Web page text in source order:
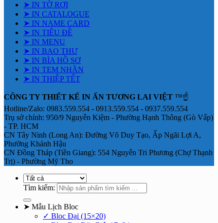
➤ IN TỜ RƠI
➤ IN CATALOGUE
➤ IN NAME CARD
➤ IN TIÊU ĐỀ
➤ IN MENU
➤ IN BAO THƯ
➤ IN BÌA HỒ SƠ
➤ IN TEM NHÃN
➤ IN THIỆP TẾT
CÔNG TY THIẾT KẾ IN ẤN TƯƠNG LAI VIỆT ™☝️
Hotline/Zalo: 0983.559.554 - 0913.559.554 - 0937.559.554
Trụ sở chính: 950/9 Nguyễn Kiệm - Phường Hạnh Thông (Gò Vấp)
- TP. HCM
CN Tây Ninh (Long An): Đường Võ Duy Tạo, Ấp Ngãi Lợi A,
Phường Khánh Hậu
CN Đồng Tháp (Tiền Giang): 554 Nguyễn Tri Phương (Chợ Thạnh
Trị) - Phường Mỹ Tho
Tìm kiếm:
➤ Mẫu Lịch Bloc
✓ Bloc Đại (15×20)